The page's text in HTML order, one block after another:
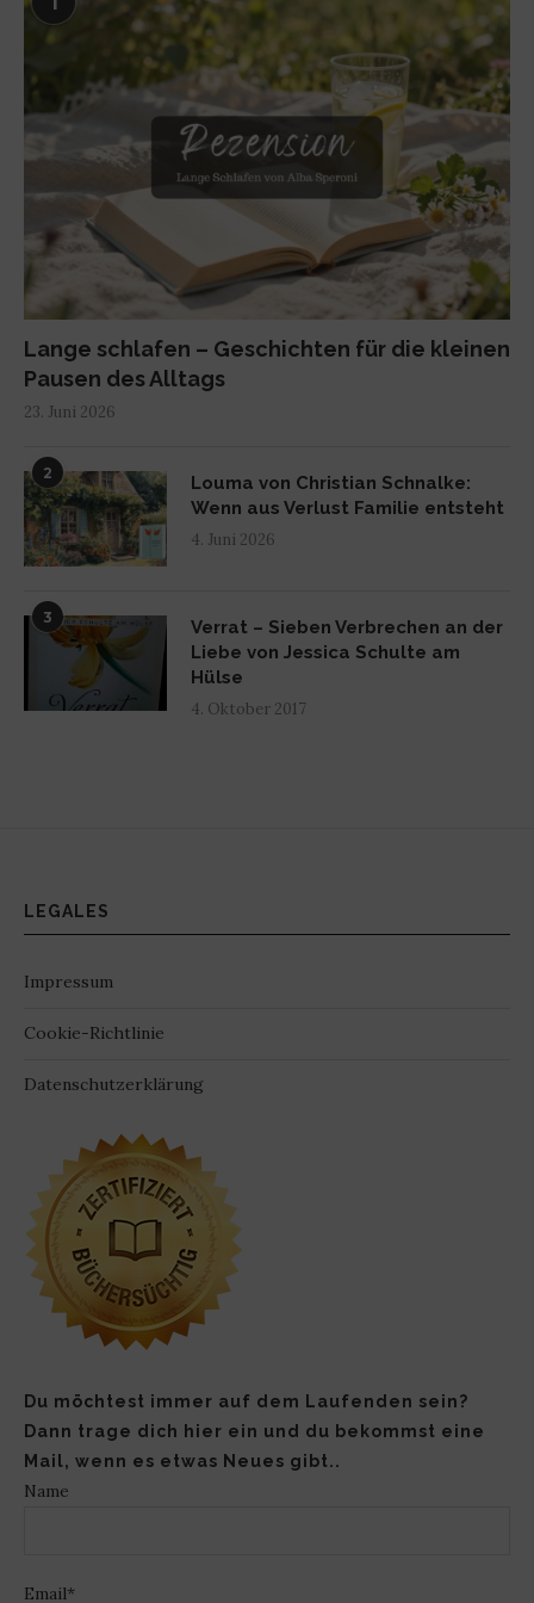
Lange schlafen – Geschichten für die kleinen
Pausen des Alltags
23. Juni 2026
2
Louma von Christian Schnalke:
Wenn aus Verlust Familie entsteht
4. Juni 2026
3
Verrat – Sieben Verbrechen an der
Liebe von Jessica Schulte am
Hülse
4. Oktober 2017
LEGALES
Impressum
Cookie-Richtlinie
Datenschutzerklärung
Du möchtest immer auf dem Laufenden sein?
Dann trage dich hier ein und du bekommst eine
Mail, wenn es etwas Neues gibt..
Name
Email*